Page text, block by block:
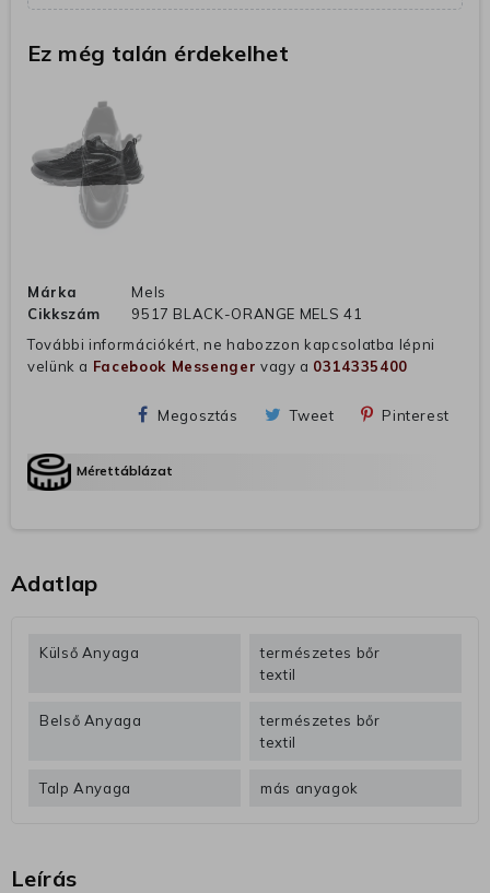
Ez még talán érdekelhet
Márka
Mels
Cikkszám
9517 BLACK-ORANGE MELS 41
További információkért, ne habozzon kapcsolatba lépni
velünk a Facebook Messenger vagy a 0314335400
Megosztás Tweet Pinterest
Mérettáblázat
Adatlap
Külső Anyaga
természetes bőr
textil
Belső Anyaga
természetes bőr
textil
Talp Anyaga más anyagok
Leírás